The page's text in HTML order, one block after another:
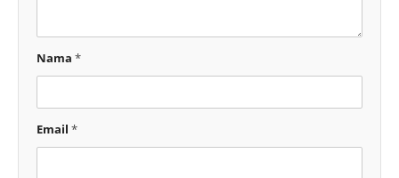
Nama *
Email *